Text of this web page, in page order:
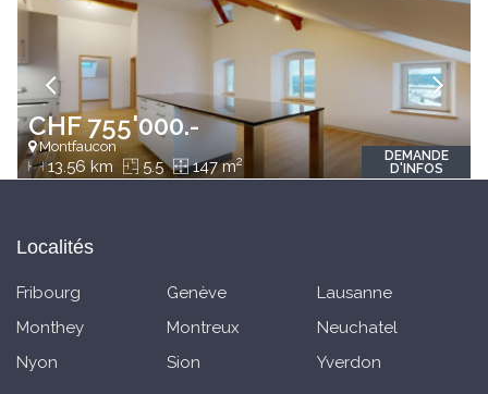
CHF 755'000.-
Montfaucon
13.56 km 5.5 147 m2
DEMANDE
D'INFOS
Localités
Fribourg Genève
Lausanne
Monthey
Montreux
Neuchatel
Nyon
Sion Yverdon